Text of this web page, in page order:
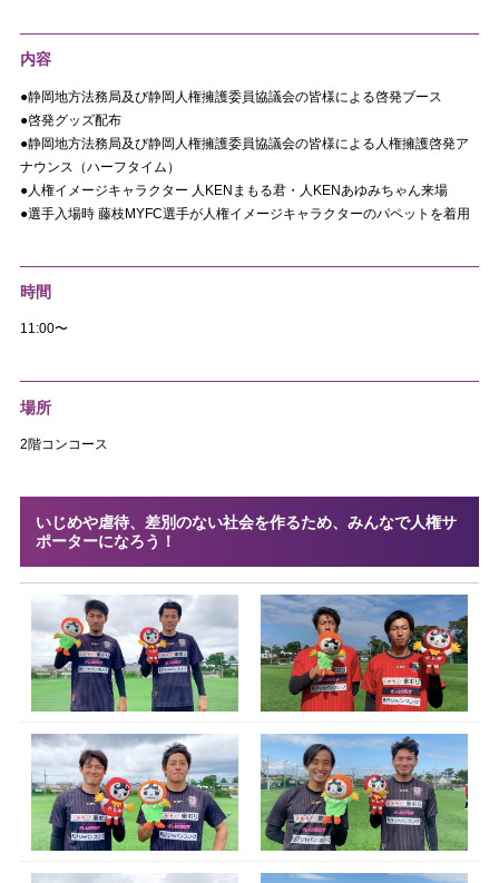
内容
●静岡地方法務局及び静岡人権擁護委員協議会の皆様による啓発ブース
●啓発グッズ配布
●静岡地方法務局及び静岡人権擁護委員協議会の皆様による人権擁護啓発ア
ナウンス（ハーフタイム）
●人権イメージキャラクター 人KENまもる君・人KENあゆみちゃん来場
●選手入場時 藤枝MYFC選手が人権イメージキャラクターのパペットを着用
時間
11:00〜
場所
2階コンコース
いじめや虐待、差別のない社会を作るため、みんなで人権サ
ポーターになろう！